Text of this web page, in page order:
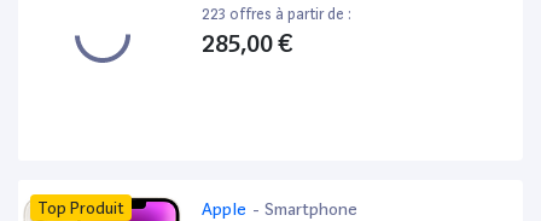
223 offres à partir de :
285,00 €
Top Produit Apple - Smartphone